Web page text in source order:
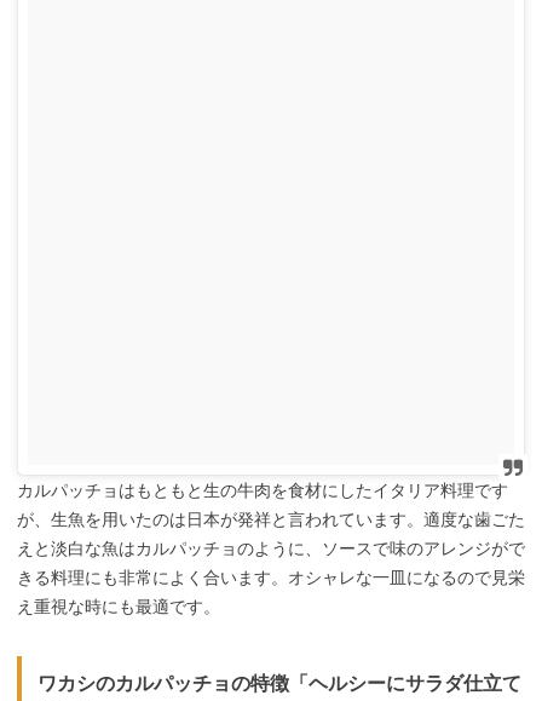
カルパッチョはもともと生の牛肉を食材にしたイタリア料理です
が、生魚を用いたのは日本が発祥と言われています。適度な歯ごた
えと淡白な魚はカルパッチョのように、ソースで味のアレンジがで
きる料理にも非常によく合います。オシャレな一皿になるので見栄
え重視な時にも最適です。
ワカシのカルパッチョの特徴「ヘルシーにサラダ仕立て